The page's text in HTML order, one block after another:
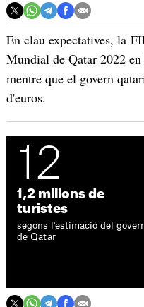
En clau expectatives, la
Mundial de Qatar 2022 en
mentre que el govern
d'euros.
12
1,2 milions de
turistes
segons l'estimació del
de Qatar